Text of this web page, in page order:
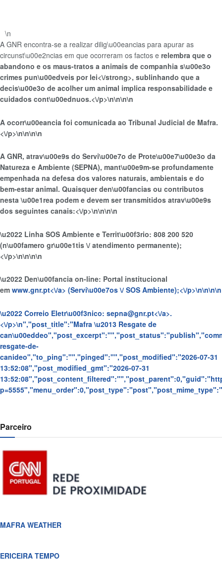
\n
A GNR encontra-se a realizar dilig\u00eancias para apurar as
circunst\u00e2ncias em que ocorreram os factos e relembra que o
abandono e os maus-tratos a animais de companhia s\u00e3o
crimes pun\u00edveis por lei<\/strong>, sublinhando que a
decis\u00e3o de acolher um animal implica responsabilidade e
cuidados cont\u00ednuos.<\/p>\n\n\n\n
A ocorr\u00eancia foi comunicada ao Tribunal Judicial de Mafra.
<\/p>\n\n\n\n
A GNR, atrav\u00e9s do Servi\u00e7o de Prote\u00e7\u00e3o da
Natureza e Ambiente (SEPNA), mant\u00e9m-se profundamente
empenhada na defesa dos valores naturais, ambientais e do
bem-estar animal. Quaisquer den\u00fancias ou contributos
nesta \u00e1rea podem e devem ser transmitidos atrav\u00e9s
dos seguintes canais:<\/p>\n\n\n\n
\u2022 Linha SOS Ambiente e Territ\u00f3rio: 808 200 520
(n\u00famero gr\u00e1tis \/ atendimento permanente);
<\/p>\n\n\n\n
\u2022 Den\u00fancia on-line: Portal institucional
em www.gnr.pt<\/a> (Servi\u00e7os \/ SOS Ambiente);<\/p>\n\n\n\n
\u2022 Correio Eletr\u00f3nico: sepna@gnr.pt<\/a>.
<\/p>\n","post_title":"Mafra \u2013 Resgate de
resgate-de-
canideo","to_ping":"","pinged":"","post_modified":"2026-07-31
13:52:08","post_modified_gmt":"2026-07-31
Parceiro
MAFRA WEATHER
ERICEIRA TEMPO